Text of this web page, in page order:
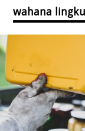
wahana